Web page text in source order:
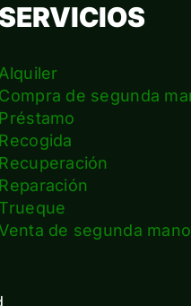
SERVICIOS
Alquiler
Compra de segunda
Préstamo
Recogida
Recuperación
Reparación
Trueque
de segunda mano